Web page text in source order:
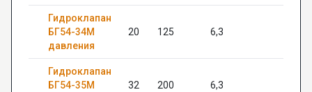
Гидроклапан
БГ54-34М
давления
20 125 6,3
Гидроклапан
БГ54-35М
32 200 6,3